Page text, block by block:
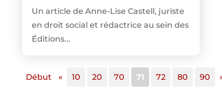
Un article de Anne-Lise Castell, juriste
en droit social et rédactrice au sein des
Éditions...
Début « 10 20 70 71 72 80 90